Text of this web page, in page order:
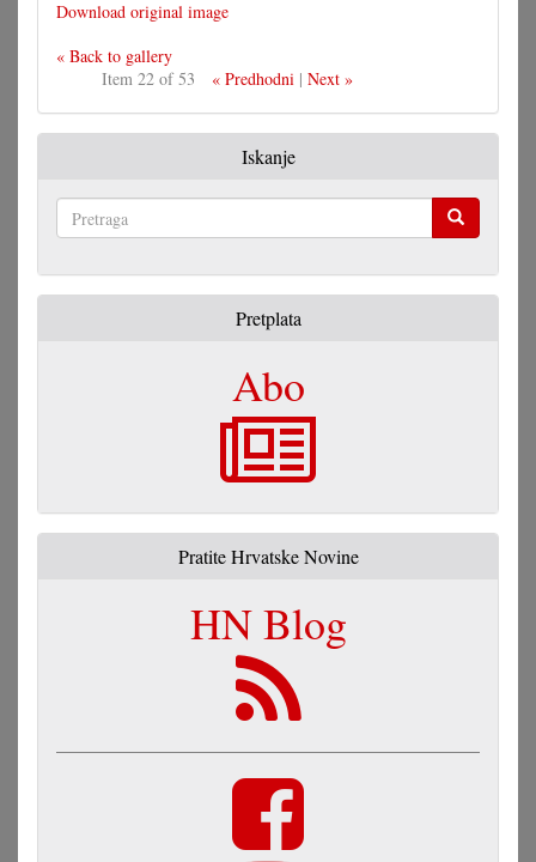
Download original image
« Back to gallery
Item 22 of 53
« Predhodni| Next »
Iskanje
Pretplata
Abo
Pratite Hrvatske Novine
HN Blog